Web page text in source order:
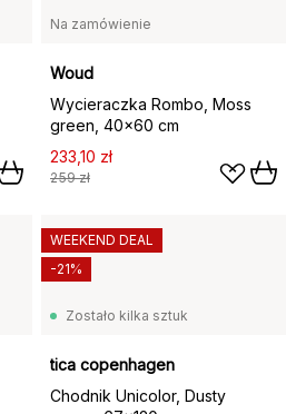
Na zamówienie
Woud
Wycieraczka Rombo, Moss
green, 40x60 cm
233,10 zł
259 zł
Zostało kilka sztuk
tica copenhagen
Chodnik Unicolor, Dusty
WEEKEND DEAL
-21%